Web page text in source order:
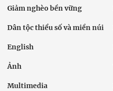
Giảm nghèo bền vững
Dân tộc thiểu số và miền núi
English
Ảnh
Multimedia